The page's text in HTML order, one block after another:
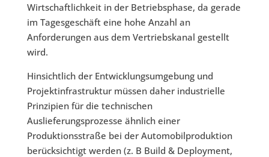
Wirtschaftlichkeit in der Betriebsphase, da gerade
im Tagesgeschäft eine hohe Anzahl an
Anforderungen aus dem Vertriebskanal gestellt
wird.
Hinsichtlich der Entwicklungsumgebung und
Projektinfrastruktur müssen daher industrielle
Prinzipien für die technischen
Auslieferungsprozesse ähnlich einer
Produktionsstraße bei der Automobilproduktion
berücksichtigt werden (z. B Build & Deployment,